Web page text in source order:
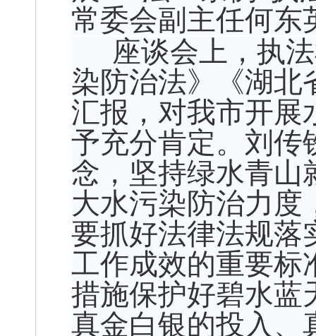
常委会副主任何东
座谈会上，执
染防治法》《湖北
汇报，对我市开展
予充分肯定。刘传
念，坚持绿水青山
大水污染防治力度
要抓好法律法规落
工作成效的重要标
措施保护好碧水蓝
真金白银的投入、